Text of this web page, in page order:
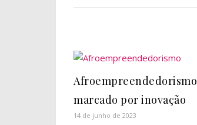
Afroempreendedorismo
marcado por inovação
14 de junho de 2023